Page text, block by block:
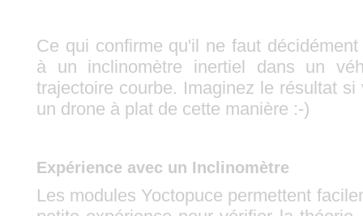
Ce qui confirme qu'il ne faut
à un inclinomètre inertiel dans un
trajectoire courbe. Imaginez le résultat
un drone à plat de cette manière :-)
Expérience avec un Inclinomètre
Les modules Yoctopuce permettent